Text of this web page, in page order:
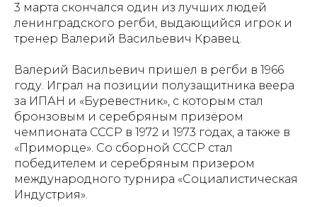
3 марта скончался один из лучших людей
ленинградского регби, выдающийся игрок и
тренер Валерий Васильевич Кравец.
Валерий Васильевич пришел в регби в 1966
году. Играл на позиции полузащитника веера
за ИПАН и «Буревестник», с которым стал
бронзовым и серебряным призёром
чемпионата СССР в 1972 и 1973 годах, а также в
«Приморце». Со сборной СССР стал
победителем и серебряным призером
международного турнира «Социалистическая
Индустрия».